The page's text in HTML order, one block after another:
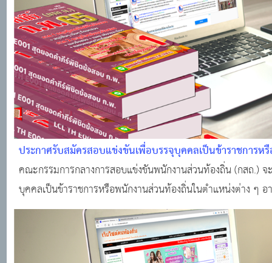
ประกาศรับสมัครสอบแข่งขันเพื่อบรรจุบุคคลเป็นข้าราชการ
คณะกรรมการกลางการสอบแข่งขันพนักงานส่วนท้องถิ่น (กสถ.)
บุคคลเป็นข้าราชการหรือพนักงานส่วนท้องถิ่นในตําแหน่งต่าง ๆ
ก.จ. เรื่อง มาตรฐานทั่วไปเกี่ยวกับหลักเกณฑ์และเงื่อนไขการสอ